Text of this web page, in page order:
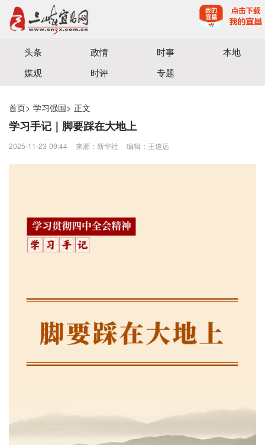
宜昌三峡融媒体中心主办
头条 政情 时事
本地
媒观
时评 专题
首页> 学习强国> 正文
学习手记｜脚要踩在大地上
2025-11-23 09:44 来源：新华社 编辑：王道远